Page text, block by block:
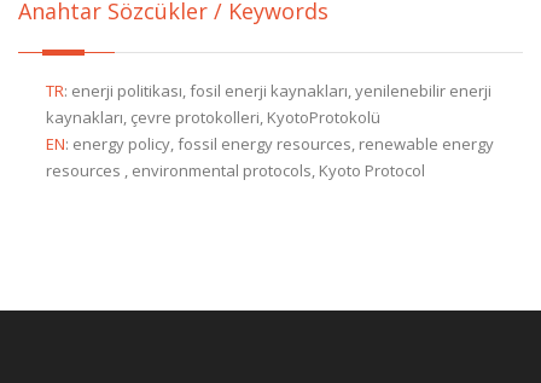
Anahtar Sözcükler / Keywords
TR: enerji politikası, fosil enerji kaynakları, yenilenebilir enerji
kaynakları, çevre protokolleri, KyotoProtokolü
EN: energy policy, fossil energy resources, renewable energy
resources , environmental protocols, Kyoto Protocol